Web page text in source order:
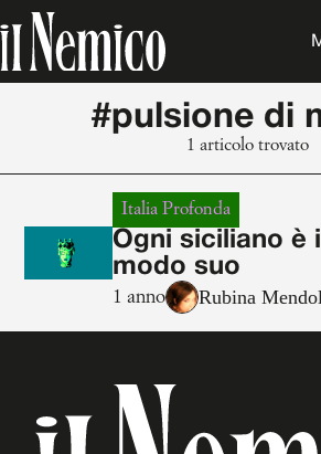
#pulsione di
1 articolo trovato
Italia Profonda
Ogni siciliano è
modo suo
1 anno Rubina